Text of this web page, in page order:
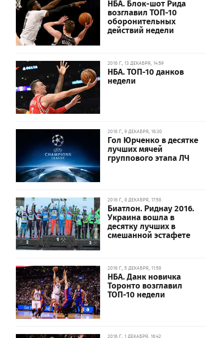
НБА. Блок-шот Рида
возглавил ТОП-10
оборонительных
действий недели
2016 Г., 13 ДЕКАБРЯ, 14:59
НБА. ТОП-10 данков
недели
2016 Г., 9 ДЕКАБРЯ, 16:30
Гол Юрченко в десятке
лучших мячей
группового этапа ЛЧ
2016 Г., 8 ДЕКАБРЯ, 17:58
Биатлон. Риднау 2016.
Украина вошла в
десятку лучших в
смешанной эстафете
2016 Г., 5 ДЕКАБРЯ, 11:58
НБА. Данк новичка
Торонто возглавил
ТОП-10 недели
2016 Г., 1 ДЕКАБРЯ, 16:42